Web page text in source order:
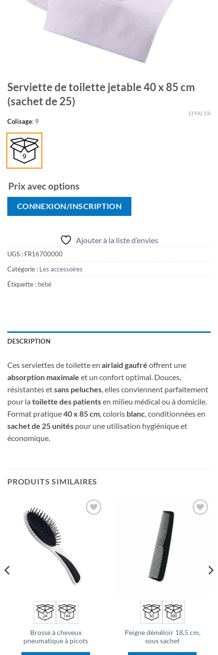
Serviette de toilette jetable 40 x 85 cm
(sachet de 25)
Colisage: 9
EFFACER
Prix avec options
CONNEXION/INSCRIPTION
Ajouter à la liste d’envies
UGS : FR16700000
Catégorie : Les accessoires
Étiquette : bébé
DESCRIPTION
Ces serviettes de toilette en airlaid gaufré offrent une
absorption maximale et un confort optimal. Douces,
résistantes etsans peluches, elles conviennent parfaitement
pour la toilette des patientsen milieu médical ou à domicile.
Format pratique40 x 85 cm, coloris blanc, conditionnées en
sachet de 25 unités pour une utilisation hygiénique et
économique.
PRODUITS SIMILAIRES
Brosse à cheveux
pneumatique à picots
Peigne démêloir 18,5 cm,
sous sachet